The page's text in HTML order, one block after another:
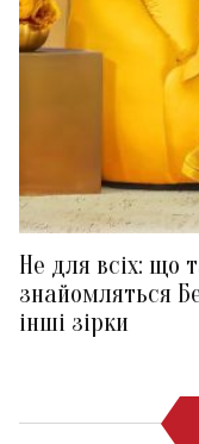
Не для всіх: що
знайомляться
інші зірки